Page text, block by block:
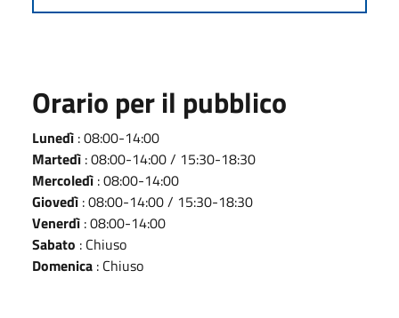
Orario per il pubblico
Lunedì : 08:00-14:00
Martedì : 08:00-14:00 / 15:30-18:30
Mercoledì : 08:00-14:00
Giovedì : 08:00-14:00 / 15:30-18:30
Venerdì : 08:00-14:00
Sabato : Chiuso
Domenica : Chiuso